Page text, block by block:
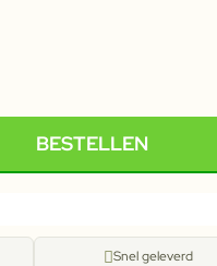
BESTELLEN
Snel geleverd